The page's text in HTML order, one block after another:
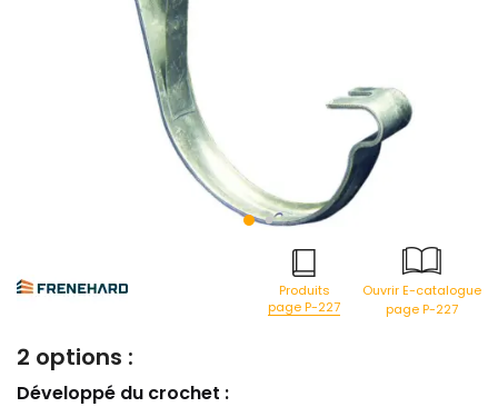
Produits
page P-227
Ouvrir E-catalogue
page P-227
2 options :
Développé du crochet :